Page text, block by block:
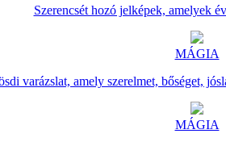
Szerencsét hozó jelképek, amelyek
MÁGIA
varázslat, amely szerelmet, bőséget,
MÁGIA